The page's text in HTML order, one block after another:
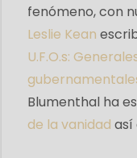
fenómeno, con
Leslie Kean
U.F.O.s:
Blumenthal ha
de la vanidad así